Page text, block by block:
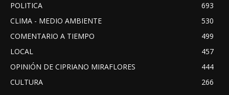
POLITICA
693
CLIMA - MEDIO AMBIENTE
530
COMENTARIO A TIEMPO
499
LOCAL
457
OPINIÓN DE CIPRIANO MIRAFLORES
444
CULTURA
266